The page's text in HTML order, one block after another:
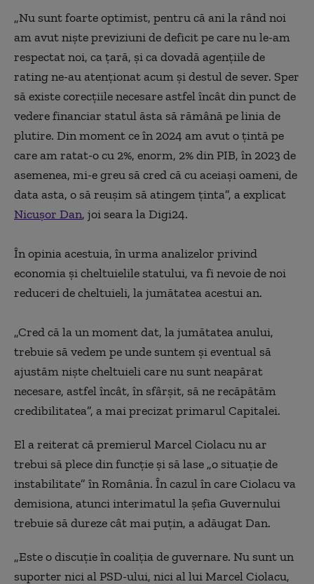
„Nu sunt foarte optimist, pentru că ani la rând noi
am avut nişte previziuni de deficit pe care nu le-am
respectat noi, ca ţară, şi ca dovadă agenţiile de
rating ne-au atenţionat acum şi destul de sever. Sper
să existe corecţiile necesare astfel încât din punct de
vedere financiar statul ăsta să rămână pe linia de
plutire. Din moment ce în 2024 am avut o ţintă pe
care am ratat-o cu 2%, enorm, 2% din PIB, în 2023 de
asemenea, mi-e greu să cred că cu aceiaşi oameni, de
data asta, o să reuşim să atingem ţinta”, a explicat
Nicușor Dan, joi seara la Digi24.
În opinia acestuia, în urma analizelor privind
economia şi cheltuielile statului, va fi nevoie de noi
reduceri de cheltuieli, la jumătatea acestui an.
„Cred că la un moment dat, la jumătatea anului,
trebuie să vedem pe unde suntem şi eventual să
ajustăm nişte cheltuieli care nu sunt neapărat
necesare, astfel încât, în sfârşit, să ne recăpătăm
credibilitatea”, a mai precizat primarul Capitalei.
El a reiterat că premierul Marcel Ciolacu nu ar
trebui să plece din funcţie şi să lase „o situaţie de
instabilitate” în România. În cazul în care Ciolacu va
demisiona, atunci interimatul la șefia Guvernului
trebuie să dureze cât mai puţin, a adăugat Dan.
„Este o discuţie în coaliţia de guvernare. Nu sunt un
suporter nici al PSD-ului, nici al lui Marcel Ciolacu,